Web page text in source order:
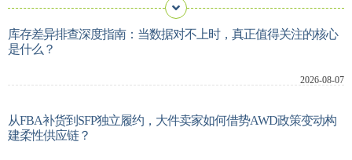
海外仓服务
库存差异排查深度指南：当数据对不上时，真正值得关注的核心
是什么？
2026-08-07
从FBA补货到SFP独立履约，大件卖家如何借势AWD政策变动构
建柔性供应链？